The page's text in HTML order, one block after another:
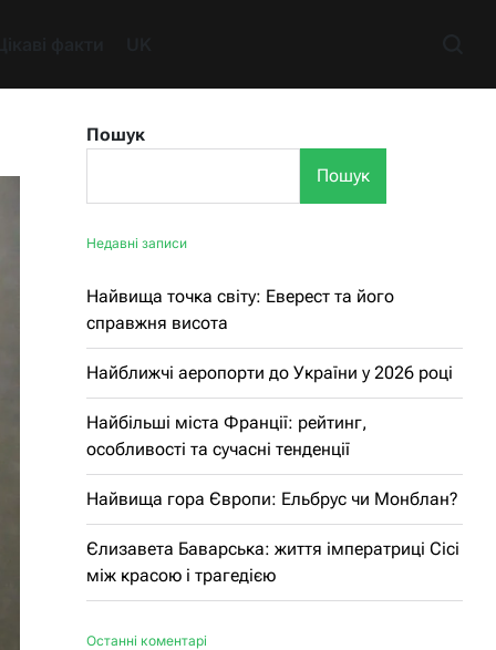
Пошук
Пошук
Недавні записи
Найвища точка світу: Еверест та його
справжня висота
Найближчі аеропорти до України у 2026 році
Найбільші міста Франції: рейтинг,
особливості та сучасні тенденції
Найвища гора Європи: Ельбрус чи Монблан?
Єлизавета Баварська: життя імператриці Сісі
між красою і трагедією
Останні коментарі